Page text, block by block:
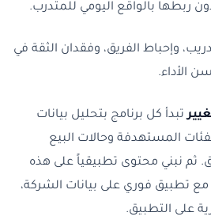
ربطها بالواقع اليومي للمتدرب.
وإحباط الفريق، وفقدان الثقة في
الأداء.
تبدأ كل برنامج بتحليل بيانات
المستهدفة وحالات البيع
ثم نبني محتوى تطبيقياً على هذه
تطبيق فوري على بيانات الشركة،
على التطبيق.